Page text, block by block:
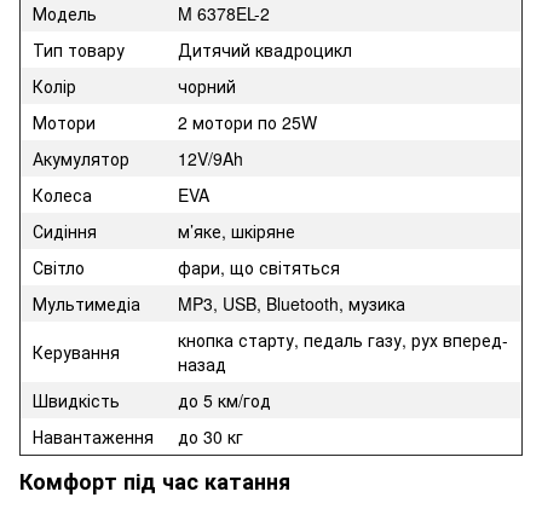
Модель
M 6378EL-2
Тип товару
Дитячий квадроцикл
Колір
чорний
Мотори
2 мотори по 25W
Акумулятор
12V/9Ah
Колеса
EVA
Сидіння
м’яке, шкіряне
Світло
фари, що світяться
Мультимедіа
MP3, USB, Bluetooth, музика
Керування
кнопка старту, педаль газу, рух вперед-
назад
Швидкість
до 5 км/год
Навантаження
до 30 кг
Комфорт під час катання